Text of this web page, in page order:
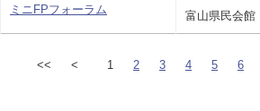
ミニFPフォーラム
富山県民会館
<< < 1 2 3 4 5 6